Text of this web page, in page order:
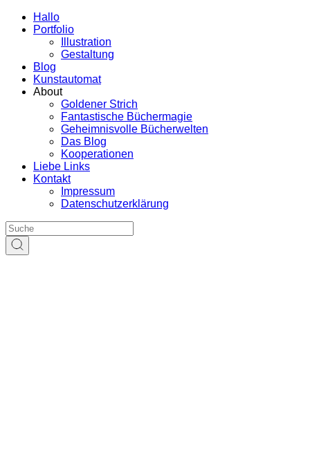
Hallo
Portfolio
Illustration
Gestaltung
Blog
Kunstautomat
About
Goldener Strich
Fantastische Büchermagie
Geheimnisvolle Bücherwelten
Das Blog
Kooperationen
Liebe Links
Kontakt
Impressum
Datenschutzerklärung